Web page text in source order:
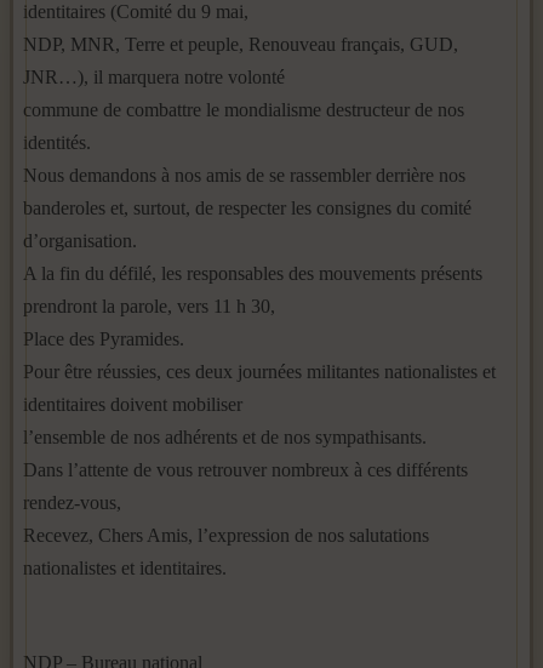
identitaires (Comité du 9 mai,
NDP, MNR, Terre et peuple, Renouveau français, GUD,
JNR…), il marquera notre volonté
commune de combattre le mondialisme destructeur de nos
identités.
Nous demandons à nos amis de se rassembler derrière nos
banderoles et, surtout, de respecter les consignes du comité
d’organisation.
A la fin du défilé, les responsables des mouvements présents
prendront la parole, vers 11 h 30,
Place des Pyramides.
Pour être réussies, ces deux journées militantes nationalistes et
identitaires doivent mobiliser
l’ensemble de nos adhérents et de nos sympathisants.
Dans l’attente de vous retrouver nombreux à ces différents
rendez-vous,
Recevez, Chers Amis, l’expression de nos salutations
nationalistes et identitaires.
NDP – Bureau national